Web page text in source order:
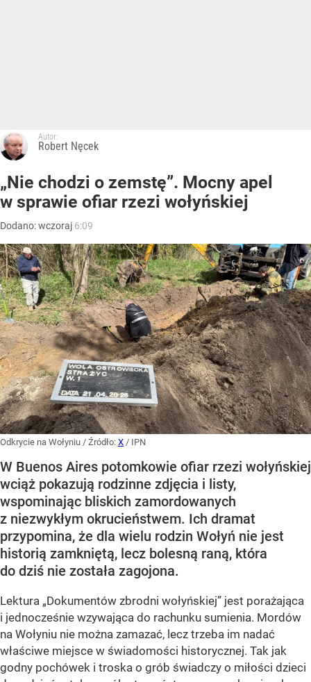
Autor:
Robert Nęcek
„Nie chodzi o zemstę”. Mocny apel
w sprawie ofiar rzezi wołyńskiej
Dodano:wczoraj 6:09
Odkrycie na Wołyniu / Źródło: X / IPN
W Buenos Aires potomkowie ofiar rzezi wołyńskiej
wciąż pokazują rodzinne zdjęcia i listy,
wspominając bliskich zamordowanych
z niezwykłym okrucieństwem. Ich dramat
przypomina, że dla wielu rodzin Wołyń nie jest
historią zamkniętą, lecz bolesną raną, która
do dziś nie została zagojona.
Lektura „Dokumentów zbrodni wołyńskiej” jest porażająca
i jednocześnie wzywająca do rachunku sumienia. Mordów
na Wołyniu nie można zamazać, lecz trzeba im nadać
właściwe miejsce w świadomości historycznej. Tak jak
godny pochówek i troska o grób świadczy o miłości dzieci